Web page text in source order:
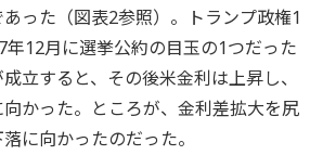
った（図表2参照）。トランプ政権1
年12月に選挙公約の目玉の1つだった
立すると、その後米金利は上昇し、
かった。ところが、金利差拡大を尻
に向かったのだった。